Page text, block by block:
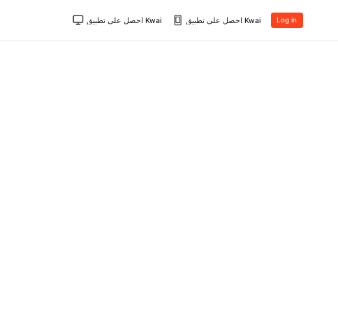
احصل على تطبيق Kwai احصل على تطبيق Kwai Log in